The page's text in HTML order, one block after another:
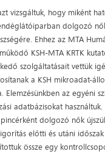
vizsgáltuk, hogy miként
dolgozó
Ehhez az MTA
KSH-MTA KRTK
szolgáltatásait vettük
a KSH mikroadat-
Elemzésünkben az egyéni
adatbázisokat
dolgozó nők
előtti és utáni
össze egy